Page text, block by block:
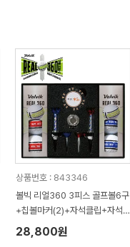
상품번호 : 843346
볼빅 리얼360 3피스 골프볼6구
+칩볼마커(2)+자석클립+자석
티(2) 세트
28,800원